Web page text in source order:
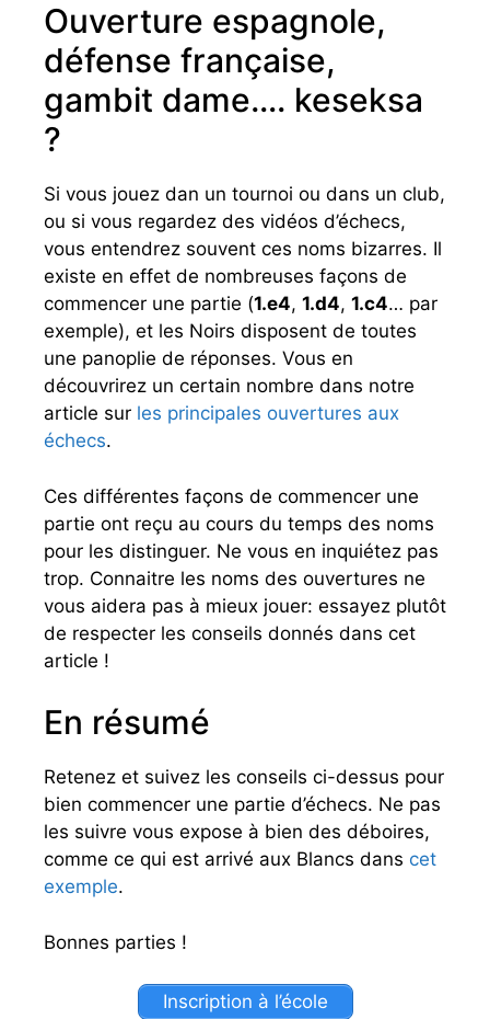
Ouverture espagnole,
défense française,
gambit dame…. keseksa
?
Si vous jouez dan un tournoi ou dans un club,
ou si vous regardez des vidéos d’échecs,
vous entendrez souvent ces noms bizarres. Il
existe en effet de nombreuses façons de
commencer une partie (1.e4, 1.d4, 1.c4… par
exemple), et les Noirs disposent de toutes
une panoplie de réponses. Vous en
découvrirez un certain nombre dans notre
article sur les principales ouvertures aux
échecs.
Ces différentes façons de commencer une
partie ont reçu au cours du temps des noms
pour les distinguer. Ne vous en inquiétez pas
trop. Connaitre les noms des ouvertures ne
vous aidera pas à mieux jouer: essayez plutôt
de respecter les conseils donnés dans cet
article !
En résumé
Retenez et suivez les conseils ci-dessus pour
bien commencer une partie d’échecs. Ne pas
les suivre vous expose à bien des déboires,
comme ce qui est arrivé aux Blancs dans cet
exemple.
Bonnes parties !
Inscription à l’école